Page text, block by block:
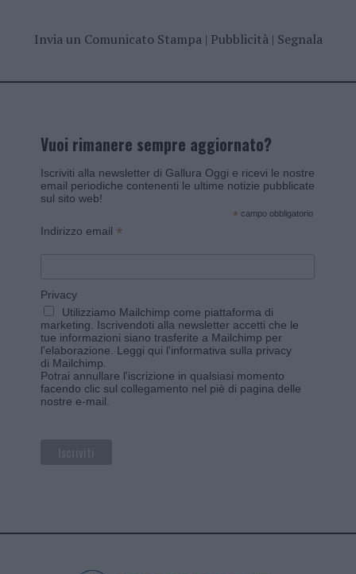
Invia un Comunicato Stampa| Pubblicità| Segnala
Vuoi rimanere sempre aggiornato?
Iscriviti alla newsletter di Gallura Oggi e ricevi le nostre
email periodiche contenenti le ultime notizie pubblicate
sul sito web!
* campo obbligatorio
Indirizzo email *
Privacy
Utilizziamo Mailchimp come piattaforma di
marketing. Iscrivendoti alla newsletter accetti che le
tue informazioni siano trasferite a Mailchimp per
l'elaborazione. Leggi qui l'informativa sulla privacy
di Mailchimp
Potrai annullare l'iscrizione in qualsiasi momento
facendo clic sul collegamento nel piè di pagina delle
nostre e-mail.